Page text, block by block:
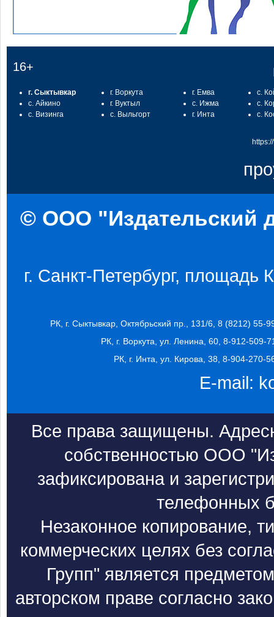
16+
г. Сыктывкар
с. Айкино
с. Визинга
г. Воркута
г. Вуктыл
с. Выльгорт
г. Емва
с. Ижма
г. Инта
с.
с.
с.
© ООО "Издательский
г. Санкт-Петербург, площадь
РК, г. Сыктывкар, Октябрьский пр., 131/6, 8 (8212) 55-
РК, г. Воркута, ул. Ленина, 60, 8-912-509-
РК, г. Инта, ул. Кирова, 38, 8-904-270-
E-mail:
Все права защищены.
собственностью ООО
зафиксирована и
телефонных
Незаконное копирование,
коммерческих целях без
Групп" является
авторском праве согласно